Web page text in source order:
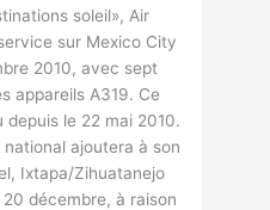
soleil», Air
sur Mexico City
2010, avec sept
appareils A319. Ce
le 22 mai 2010.
ajoutera à son
Ixtapa/Zihuatanejo
décembre, à raison